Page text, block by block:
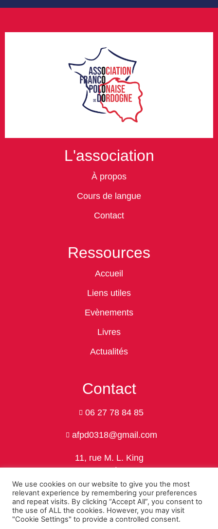
L'association
À propos
Cours de langue
Contact
Ressources
Accueil
Liens utiles
Evènements
Livres
Actualités
Contact
06 27 78 84 85
afpd0318@gmail.com
11, rue M. L. King
Politique de confidentialité
We use cookies on our website to give you the most
relevant experience by remembering your preferences
and repeat visits. By clicking “Accept All”, you consent to
the use of ALL the cookies. However, you may visit
"Cookie Settings" to provide a controlled consent.